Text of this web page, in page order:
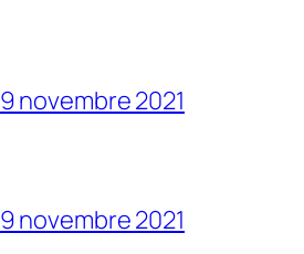
9 novembre 2021
9 novembre 2021